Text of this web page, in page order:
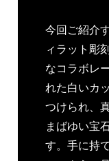
今回ご紹介
ィラット彫
なコラボレ
れた白いカ
つけられ、
まばゆい宝
す。手に持